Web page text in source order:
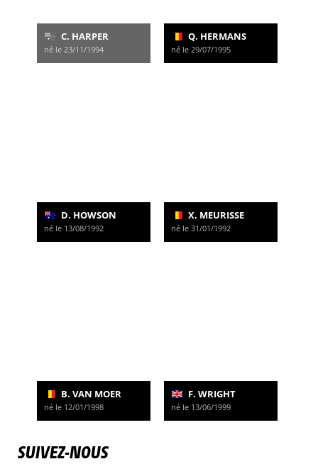
C. HARPER
né le 23/11/1994
Q. HERMANS
né le 29/07/1995
D. HOWSON
né le 13/08/1992
X. MEURISSE
né le 31/01/1992
B. VAN MOER
né le 12/01/1998
F. WRIGHT
né le 13/06/1999
SUIVEZ-NOUS